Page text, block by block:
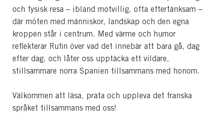
och fysisk resa – ibland motvillig, ofta eftertänksam –
där möten med människor, landskap och den egna
kroppen står i centrum. Med värme och humor
reflekterar Rufin över vad det innebär att bara gå, dag
efter dag, och låter oss upptäcka ett vildare,
stillsammare norra Spanien tillsammans med honom.
Välkommen att läsa, prata och uppleva det franska
språket tillsammans med oss!